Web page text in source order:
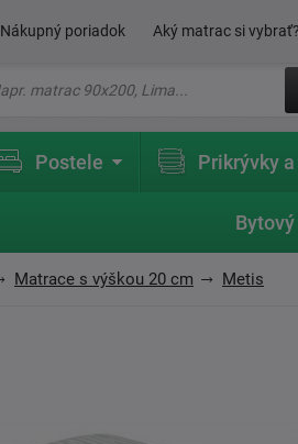
Nákupný poriadok Aký matrac si vybrať?
Postele Prikrývky
Bytový
Matrace s výškou 20 cm Metis